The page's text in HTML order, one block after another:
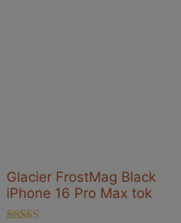
Glacier FrostMag Black
iPhone 16 Pro Max tok